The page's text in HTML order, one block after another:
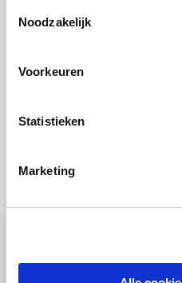
Noodzakelijk
Voorkeuren
Statistieken
Marketing
met biefstuk proberen?
Ook lekker